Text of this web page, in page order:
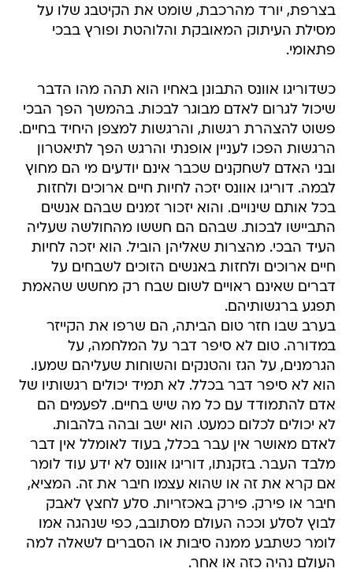
בצרפת, יורד מהרכבת, שומט את הקיטבג שלו על
מסילת העיתוק המאובקת והלוהטת ופורץ בבכי
פתאומי.
כשדוריגו אוונס התבונן באחיו הוא תהה מהו הדבר
שיכול לגרום לאדם מבוגר לבכות. בהמשך הפך הבכי
פשוט להצהרת רגשות, והרגשות למצפן היחיד בחיים.
הרגשות הפכו לעניין אופנתי והרגש הפך לתיאטרון
ובני האדם לשחקנים שכבר אינם יודעים מי הם מחוץ
לבמה. דוריגו אוונס יזכה לחיות חיים ארוכים ולחזות
בכל אותם שינויים. והוא יזכור זמנים שבהם אנשים
התביישו לבכות. שבהם הם חששו מהחולשה שעליה
העיד הבכי. מהצרות שאליהן הוביל. הוא יזכה לחיות
חיים ארוכים ולחזות באנשים הזוכים לשבחים על
דברים שאינם ראויים לשום שבח רק מחשש שהאמת
תפגע ברגשותיהם.
בערב שבו חזר טום הביתה, הם שרפו את הקייזר
במדורה. טום לא סיפר דבר על המלחמה, על
הגרמנים, על הגז והטנקים והשוחות שעליהם שמעו.
הוא לא סיפר דבר בכלל. לא תמיד יכולים רגשותיו של
אדם להתמודד עם כל מה שיש בחיים. לפעמים הם
לא יכולים לכלום כמעט. הוא ישב ובהה בלהבות.
לאדם מאושר אין עבר בכלל, בעוד לאומלל אין דבר
מלבד העבר. בזקנתו, דוריגו אוונס לא ידע עוד לומר
אם קרא את זה או שהוא עצמו חיבר את זה. המציא,
חיבר או פירק. פירק באכזריות. סלע לחצץ לאבק
לבוץ לסלע וככה העולם מסתובב, כפי שנהגה אמו
לומר כשתבע ממנה סיבות או הסברים לשאלה למה
העולם נהיה כזה או אחר.